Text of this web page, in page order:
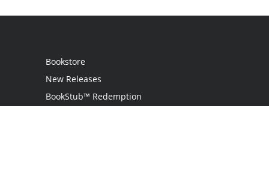
Bookstore
New Releases
BookStub™ Redemption